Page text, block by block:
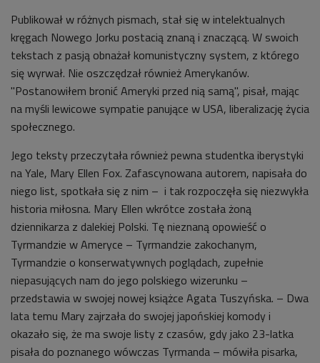
Publikował w różnych pismach, stał się w intelektualnych
kręgach Nowego Jorku postacią znaną i znaczącą. W swoich
tekstach z pasją obnażał komunistyczny system, z którego
się wyrwał. Nie oszczędzał również Amerykanów.
"Postanowiłem bronić Ameryki przed nią samą", pisał, mając
na myśli lewicowe sympatie panujące w USA, liberalizację życia
społecznego.
Jego teksty przeczytała również pewna studentka iberystyki
na Yale, Mary Ellen Fox. Zafascynowana autorem, napisała do
niego list, spotkała się z nim – i tak rozpoczęła się niezwykła
historia miłosna. Mary Ellen wkrótce została żoną
dziennikarza z dalekiej Polski. Tę nieznaną opowieść o
Tyrmandzie w Ameryce – Tyrmandzie zakochanym,
Tyrmandzie o konserwatywnych poglądach, zupełnie
niepasujących nam do jego polskiego wizerunku –
przedstawia w swojej nowej książce Agata Tuszyńska. – Dwa
lata temu Mary zajrzała do swojej japońskiej komody i
okazało się, że ma swoje listy z czasów, gdy jako 23-latka
pisała do poznanego wówczas Tyrmanda – mówiła pisarka,